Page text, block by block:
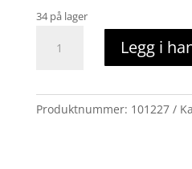
34 på lager
Hengende
Legg i
Produktnummer: 101227